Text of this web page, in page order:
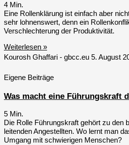
4 Min.
Eine Rollenklärung ist einfach aber
sehr lohnenswert, denn ein
Verschlechterung der Produktivität.
Weiterlesen »
Kourosh Ghaffari - gbcc.eu 5. August
Eigene Beiträge
Was macht eine Führungskraft
5 Min.
Die Rolle Führungskraft gehört zu den
leitenden Angestellten. Wo lernt man
Umgang mit schwierigen Menschen?